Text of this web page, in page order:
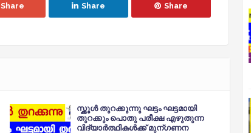
Share Share Share
സ്ക്കൂൾ തുറക്കുന്നു ഘട്ടം ഘട്ടമായി
തുറക്കും പൊതു പരീക്ഷ എഴുതുന്ന
വിദ്യാർത്ഥികൾക്ക് മുന്ഗണന